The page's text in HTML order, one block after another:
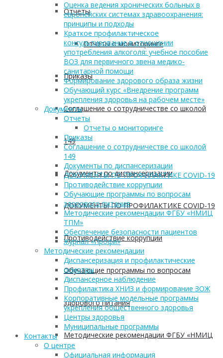
Отчеты
Отчеты о мониторинге
Приказы
Соглашение о сотрудничестве со школой
149
Документы по диспансеризации
ДОКУМЕНТЫ ПО ПРОФИЛАКТИКЕ COVID-19
Противодействие коррупции
Обучающие программы по вопросам
здорового питания
Методические рекомендации ФГБУ «НМИЦ
Оценка ведения хронических больных в
европейских системах здравоохранения:
принципы и подходы
Краткое профилактическое
консультирование в отношении
употребления алкоголя: учебное пособие
ВОЗ для первичного звена медико-
санитарной помощи
Формирование здорового образа жизни
Обучающий курс «Внедрение программ
укрепления здоровья на рабочем месте»
Документы
Отчеты
Отчеты о мониторинге
Приказы
Соглашение о сотрудничестве со школой
149
Документы по диспансеризации
ДОКУМЕНТЫ ПО ПРОФИЛАКТИКЕ COVID-19
Противодействие коррупции
Обучающие программы по вопросам
здорового питания
Методические рекомендации ФГБУ «НМИЦ
ТПМ»
Обеспечение безопасности пациентов
Журнал «Профи»
Методические рекомендации
Диспансеризация и профилактические
осмотры
Диспансерное наблюдение
Профилактика ХНИЗ и формирование ЗОЖ
Корпоративные модельные программы
укрепления общественного здоровья
Центры здоровья
Муниципальные программы
Контакты
О центре
Официальная информация